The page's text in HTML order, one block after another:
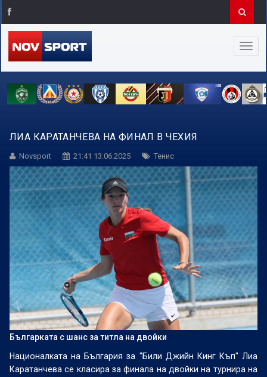
ЛИА КАРАТАНЧЕВА НА ФИНАЛ В ЧЕХИЯ
Novsport 21:41 13.06.2025 Тенис
Българката с шанс за титла на двойки
Националката на България за "Били Джийн Кинг Къп" Лиа
Каратанчева се класира за финала на двойки на турнира на